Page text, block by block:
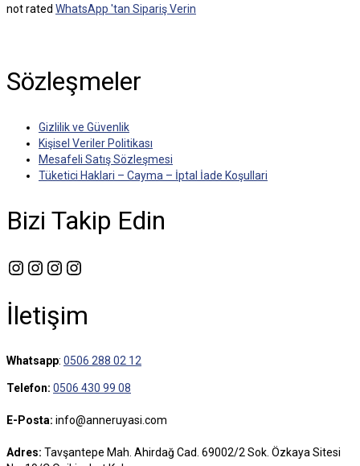
not rated WhatsApp 'tan Sipariş Verin
Sözleşmeler
Gizlilik ve Güvenlik
Kişisel Veriler Politikası
Mesafeli Satış Sözleşmesi
Tüketici Haklari – Cayma – İptal İade Koşullari
Bizi Takip Edin
Instagram
Instagram
Instagram
Instagram
İletişim
Whatsapp: 0506 288 02 12
Telefon: 0506 430 99 08
E-Posta: info@anneruyasi.com
Adres: Tavşantepe Mah. Ahirdağ Cad. 69002/2 Sok. Özkaya Sitesi